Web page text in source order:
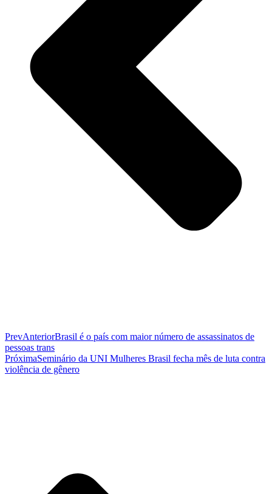
PrevAnteriorBrasil é o país com maior número de assassinatos de
pessoas trans
PróximaSeminário da UNI Mulheres Brasil fecha mês de luta contra
violência de gênero